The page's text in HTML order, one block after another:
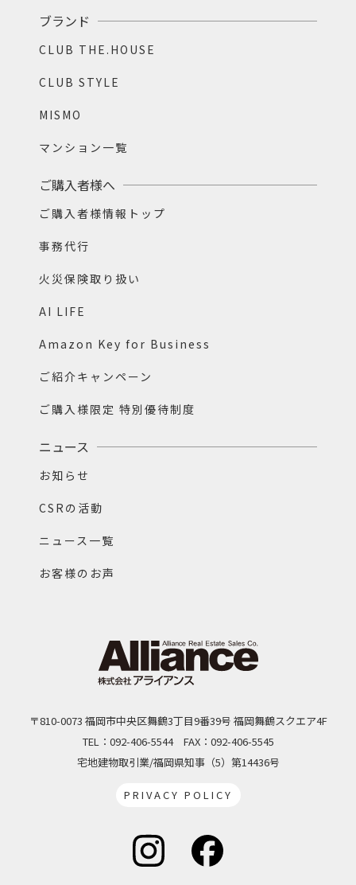
ブランド
CLUB THE.HOUSE
CLUB STYLE
MISMO
マンション一覧
ご購入者様へ
ご購入者様情報トップ
事務代行
火災保険取り扱い
AI LIFE
Amazon Key for Business
ご紹介キャンペーン
ご購入様限定 特別優待制度
ニュース
お知らせ
CSRの活動
ニュース一覧
お客様のお声
〒810-0073 福岡市中央区舞鶴3丁目9番39号 福岡舞鶴スクエア4F
TEL：092-406-5544 FAX：092-406-5545
宅地建物取引業/福岡県知事（5）第14436号
PRIVACY POLICY